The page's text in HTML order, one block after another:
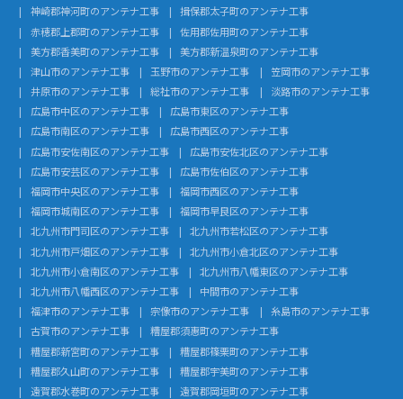
神崎郡神河町のアンテナ工事
揖保郡太子町のアンテナ工事
赤穂郡上郡町のアンテナ工事
佐用郡佐用町のアンテナ工事
美方郡香美町のアンテナ工事
美方郡新温泉町のアンテナ工事
津山市のアンテナ工事
玉野市のアンテナ工事
笠岡市のアンテナ工事
井原市のアンテナ工事
総社市のアンテナ工事
淡路市のアンテナ工事
広島市中区のアンテナ工事
広島市東区のアンテナ工事
広島市南区のアンテナ工事
広島市西区のアンテナ工事
広島市安佐南区のアンテナ工事
広島市安佐北区のアンテナ工事
広島市安芸区のアンテナ工事
広島市佐伯区のアンテナ工事
福岡市中央区のアンテナ工事
福岡市西区のアンテナ工事
福岡市城南区のアンテナ工事
福岡市早良区のアンテナ工事
北九州市門司区のアンテナ工事
北九州市若松区のアンテナ工事
北九州市戸畑区のアンテナ工事
北九州市小倉北区のアンテナ工事
北九州市小倉南区のアンテナ工事
北九州市八幡東区のアンテナ工事
北九州市八幡西区のアンテナ工事
中間市のアンテナ工事
福津市のアンテナ工事
宗像市のアンテナ工事
糸島市のアンテナ工事
古賀市のアンテナ工事
糟屋郡須惠町のアンテナ工事
糟屋郡新宮町のアンテナ工事
糟屋郡篠栗町のアンテナ工事
糟屋郡久山町のアンテナ工事
糟屋郡宇美町のアンテナ工事
遠賀郡水巻町のアンテナ工事
遠賀郡岡垣町のアンテナ工事